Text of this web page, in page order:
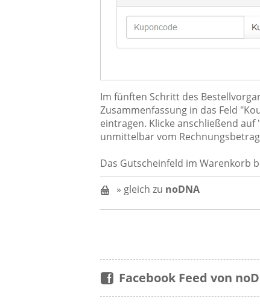
Im fünften Schritt des
Zusammenfassung in das Feld
eintragen. Klicke anschließend
unmittelbar vom
Das Gutscheinfeld im Warenkorb
» gleich zu noDNA
Facebook Feed von